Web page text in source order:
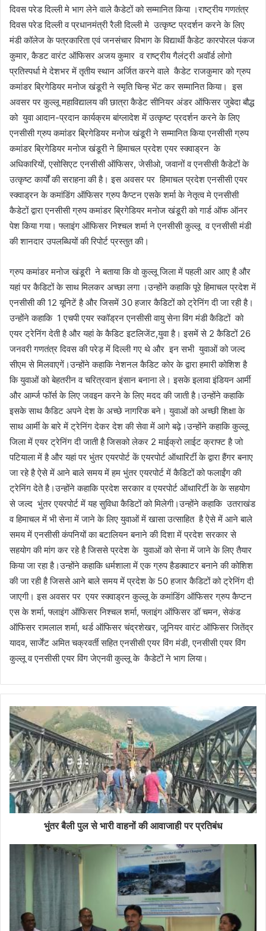
दिवस परेड दिल्ली मे भाग लेने वाले कैडेटों को सम्मानित किया ।राष्ट्रीय गणतंत्र
दिवस परेड दिल्ली व प्रधानमंत्री रैली दिल्ली मे उत्कृष्ट प्रदर्शन करने के लिए
मंडी कॉलेज के पत्रकारिता एवं जनसंचार विभाग के विद्यार्थी कैडेट कारपोरल पंकज
कुमार, कैडट वारंट ऑफिसर अजय कुमार व राष्ट्रीय गैलंट्री अवॉर्ड लोगो
प्रतिस्पर्धा मे देशभर में तृतीय स्थान अर्जित करने वाले कैडेट राजकुमार को ग्रुप
कमांडर ब्रिगेडियर मनोज खंडूरी ने स्मृति चिन्ह भेंट कर सम्मानित किया। इस
अवसर पर कुल्लू महाविद्यालय की छात्रा कैडेट सीनियर अंडर ऑफिसर जुबेदा बौद्ध
को युवा आदान-प्रदान कार्यक्रम बांग्लादेश में उत्कृष्ट प्रदर्शन करने के लिए
एनसीसी ग्रुप कमांडर ब्रिगेडियर मनोज खंडूरी ने सम्मानित किया एनसीसी ग्रुप
कमांडर ब्रिगेडियर मनोज खंडूरी ने हिमाचल प्रदेश एयर स्क्वाड्रन के
अधिकारियों, एसोसिएट एनसीसी ऑफिसर, जेसीओ, जवानों व एनसीसी कैडेटों के
उत्कृष्ट कार्यों की सराहना की है। इस अवसर पर हिमाचल प्रदेश एनसीसी एयर
स्क्वाड्रन के कमांडिंग ऑफिसर ग्रुप कैप्टन एसके शर्मा के नेतृत्व मे एनसीसी
कैडेटों द्वारा एनसीसी ग्रुप कमांडर ब्रिगेडियर मनोज खंडूरी को गार्ड ऑफ ऑनर
पेश किया गया। फ्लाइंग ऑफिसर निश्चल शर्मा ने एनसीसी कुल्लू व एनसीसी मंडी
की शानदार उपलब्धियों की रिपोर्ट प्रस्तुत की।
ग्रुप कमांडर मनोज खंडूरी ने बताया कि वो कुल्लू जिला में पहली आर आए है और
यहां पर कैडिटों के साथ मिलकर अच्छा लगा ।उन्होंने कहाकि पूरे हिमाचल प्रदेश में
एनसीसी की 12 यूनिटें है और जिसमें 30 हजार कैडिटों को ट्रेनिंग दी जा रही है।
उन्होंने कहाकि 1 एचपी एयर स्कॉड्रन एनसीसी वायु सेना विंग मंडी कैडिटों को
एयर ट्रेनिंग देती है और यहां के कैडिट इटलिजेंट,युवा है। इसमें से 2 कैडिटों 26
जनवरी गणतंत्र दिवस की परेड़ में दिल्ली गए थे और इन सभी युवाओं को जल्द
सीएम से मिलवाएगें।उन्होंने कहाकि नेशनल कैडिट कोर के द्वारा हमारी कोशिश है
कि युवाओं को बेहतरीन व चरित्रवान इंसान बनाना ले। इसके इलावा इंडियन आर्मी
और आर्म्ज फॉर्स के लिए जवइन करने के लिए मदद की जाती है।उन्होंने कहाकि
इसके साथ कैडिट अपने देश के अच्छे नागरिक बने। युवाओं को अच्छी शिक्षा के
साथ आर्मी के बारे में ट्रेनिंग देकर देश की सेवा में आगे बढ़े।उन्होंने कहाकि कुल्लू
जिला में एयर ट्रेनिंग दी जाती है जिसको लेकर 2 माईक्रो लाईट क्राफ्ट है जो
पटियाला में है और यहां पर भुंतर एयरपोर्ट कें एयरपोर्ट ऑथारिर्टी के द्वारा हैंगर बनाए
जा रहे है ऐसे में आने बाले समय में हम भुंतर एयरपोर्ट में कैडिटों को फलाईंग की
ट्रेनिंग देते है।उन्होंने कहाकि प्रदेश सरकार व एयरपोर्ट ऑथारिर्टी के के सहयोग
से जल्द भुंतर एयरपोर्ट में यह सुविधा कैडिटों को मिलेगी।उन्होंने कहाकि उतराखंड
व हिमाचल में भी सेना में जाने के लिए युवाओं में खासा उत्साहित है ऐसे में आने बाले
समय में एनसीसी कंपनियों का बटालियन बनाने की दिशा में प्रदेश सरकार से
सहयोग की मांग कर रहे है जिससे प्रदेश के युवाओं को सेना में जाने के लिए तैयार
किया जा रहा है।उन्होंने कहाकि धर्मशाला में एक ग्रुप हैडक्वाटर बनाने की कोशिश
की जा रही है जिससे आने बाले समय में प्रदेश के 50 हजार कैडिटों को ट्रेनिंग दी
जाएगी। इस अवसर पर एयर स्क्वाड्रन कुल्लू के कमांडिंग ऑफिसर ग्रुप कैप्टन
एस के शर्मा, फ्लाइंग ऑफिसर निश्चल शर्मा, फ्लाइंग ऑफिसर डॉ चमन, सेकंड
ऑफिसर रामलाल शर्मा, थर्ड ऑफिसर चंद्रशेखर, जूनियर वारंट ऑफिसर जितेंद्र
यादव, सार्जेंट अमित चक्रवर्ती सहित एनसीसी एयर विंग मंडी, एनसीसी एयर विंग
कुल्लू व एनसीसी एयर विंग जेएनवी कुल्लू के कैडेटों ने भाग लिया।
भुंतर बैली पुल से भारी वाहनों की आवाजाही पर प्रतिबंध